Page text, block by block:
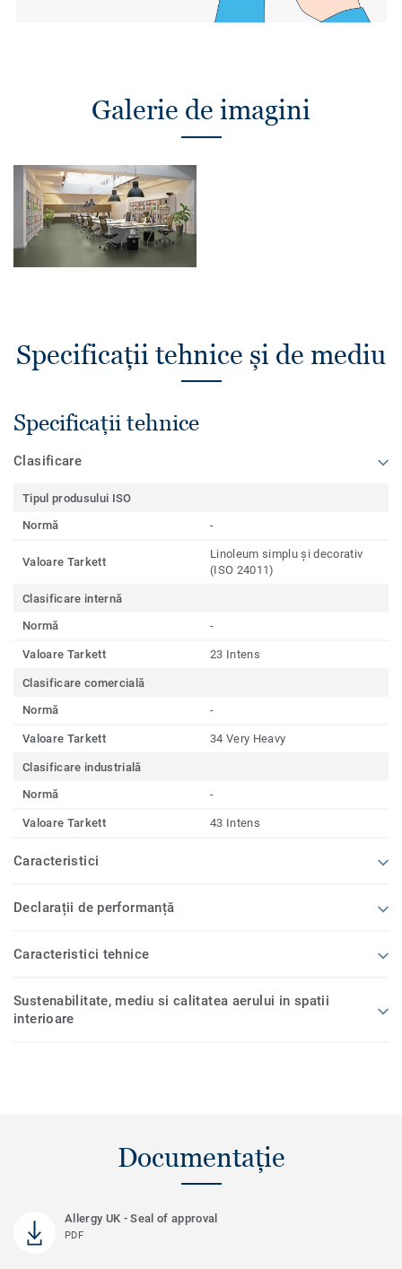
Galerie de imagini
Specificații tehnice și de mediu
Specificații tehnice
Clasificare
Tipul produsului ISO
Normă
-
Valoare Tarkett
Linoleum simplu și decorativ
(ISO 24011)
Clasificare internă
Normă
-
Valoare Tarkett 23 Intens
Clasificare comercială
Normă
-
Valoare Tarkett 34 Very Heavy
Clasificare industrială
Normă
-
Valoare Tarkett 43 Intens
Caracteristici
Declarații de performanță
Caracteristici tehnice
Sustenabilitate, mediu si calitatea aerului in spatii
interioare
Documentație
Allergy UK - Seal of approval
PDF